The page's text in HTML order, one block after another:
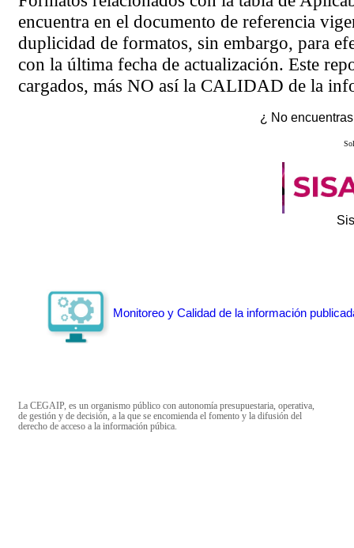
encuentra en el documento de referencia
duplicidad de formatos, sin embargo, para
con la última fecha de actualización. Este
cargados, más NO así la CALIDAD de la
¿ No
Monitoreo y Calidad de la información
La CEGAIP, es un organismo público con autonomía presupuestaria, operativa,
de gestión y de decisión, a la que se encomienda el fomento y la difusión del
derecho de acceso a la información púbica.